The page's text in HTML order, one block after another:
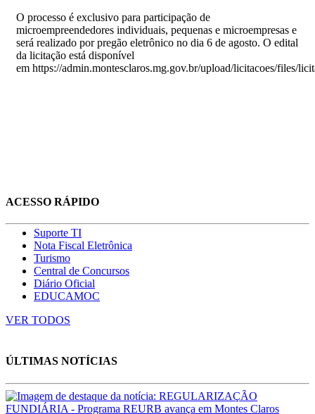
O processo é exclusivo para participação de
microempreendedores individuais, pequenas e microempresas e
será realizado por pregão eletrônico no dia 6 de agosto. O edital
da licitação está disponível
em https://admin.montesclaros.mg.gov.br/upload/licitacoes/files/
ACESSO RÁPIDO
Suporte TI
Nota Fiscal Eletrônica
Turismo
Central de Concursos
Diário Oficial
EDUCAMOC
VER TODOS
ÚLTIMAS NOTÍCIAS